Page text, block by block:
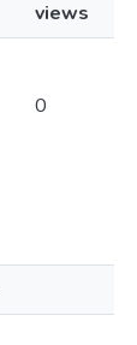
views
0